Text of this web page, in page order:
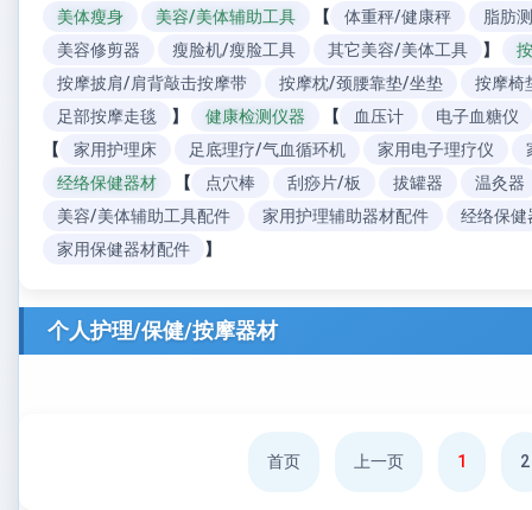
美体瘦身
美容/美体辅助工具 【 体重秤/健康秤
脂肪
美容修剪器
瘦脸机/瘦脸工具 其它美容/美体工具 】
按摩披肩/肩背敲击按摩带
按摩枕/颈腰靠垫/坐垫
按摩椅
足部按摩走毯
】 健康检测仪器 【 血压计
电子血糖仪
【
家用护理床 足底理疗/气血循环机 家用电子理疗仪
经络保健器材
【 点穴棒 刮痧片/板 拔罐器
温灸器
美容/美体辅助工具配件
家用护理辅助器材配件
经络保健
家用保健器材配件
】
个人护理/保健/按摩器材
首页 上一页 1 2